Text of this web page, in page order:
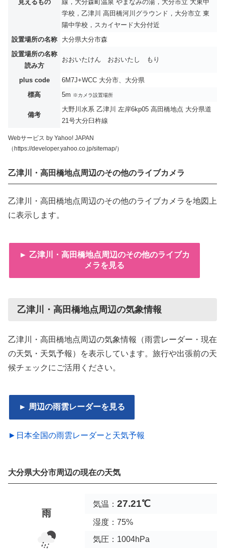
見えるもの
線，大分森町温泉 やまなみの湯，大分市立 大東中
学校，乙津川 高田橋河川グラウンド，大分市立 東
陽中学校，スカイヤード大分付近
設置場所の名称
大分県大分市森
設置場所の名称
読み方
おおいたけん おおいたし もり
plus code
6M7J+WCC 大分市、大分県
標高
5m ※カメラ設置場所
備考
大野川水系 乙津川 左岸6kp05 高田橋地点 大分県道
21号大分臼杵線
Webサービス by Yahoo! JAPAN
（https://developer.yahoo.co.jp/sitemap/）
乙津川・高田橋地点周辺のその他のライブカメラ
乙津川・高田橋地点周辺のその他のライブカメラを地図上
に表示します。
► 乙津川・高田橋地点周辺のその他のライブカ
メラを見る
乙津川・高田橋地点周辺の気象情報
乙津川・高田橋地点周辺の気象情報（雨雲レーダー・現在
の天気・天気予報）を表示しています。旅行や出張前の天
候チェックにご活用ください。
► 周辺の雨雲レーダーを見る
►日本全国の雨雲レーダーと天気予報
大分県大分市周辺の現在の天気
雨
気温： 27.21℃
湿度：75%
気圧：1004hPa